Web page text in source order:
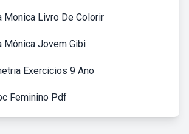
Monica Livro De Colorir
Mônica Jovem Gibi
Exercicios 9 Ano
Feminino Pdf